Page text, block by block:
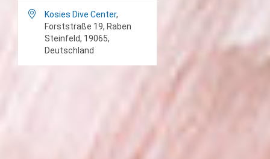
 Kosies Dive Center,
Forststraße 19, Raben
Steinfeld, 19065,
Deutschland